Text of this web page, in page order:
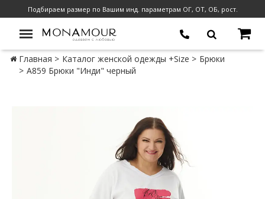
Подбираем размер по Вашим инд. параметрам ОГ, ОТ, ОБ, рост.
Главная Каталог женской одежды +Size
Брюки
А859 Брюки "Инди" черный